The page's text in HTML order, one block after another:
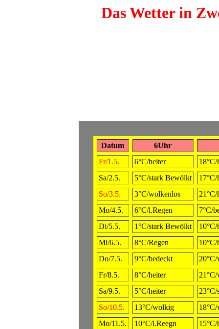
Das Wetter in
Datum 6Uhr
Fr/1.5.
6°C/heiter
18°C/
Sa/2.5.
5°C/stark Bewölkt
17°C/
So/3.5.
3°C/wolkenlos
21°C/
Mo/4.5.
6°C/l.Regen
7°C/
Di/5.5.
1°C/stark Bewölkt
10°C/
Mi/6.5.
8°C/Regen
10°C/
Do/7.5.
9°C/bedeckt
Fr/8.5.
8°C/heiter
Sa/9.5.
5°C/heiter
So/10.5.
13°C/wolkig
Mo/11.5.
10°C/l.Reegn
15°C/